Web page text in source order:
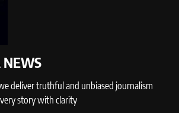
NEWS
deliver truthful and unbiased journalism
story with clarity